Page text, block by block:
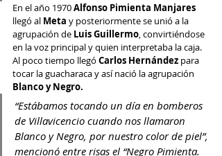
En el año 1970 Alfonso Pimienta Manjares
llegó al Meta y posteriormente se unió a la
agrupación de Luis Guillermo, convirtiéndose
en la voz principal y quien interpretaba la caja.
Al poco tiempo llegó Carlos Hernández para
tocar la guacharaca y así nació la agrupación
Blanco y Negro.
“Estábamos tocando un día en bomberos
de Villavicencio cuando nos llamaron
Blanco y Negro, por nuestro color de piel”,
mencionó entre risas el “Negro Pimienta.